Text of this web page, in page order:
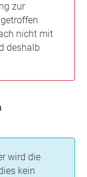
zur
nicht mit
deshalb
wird die
kein